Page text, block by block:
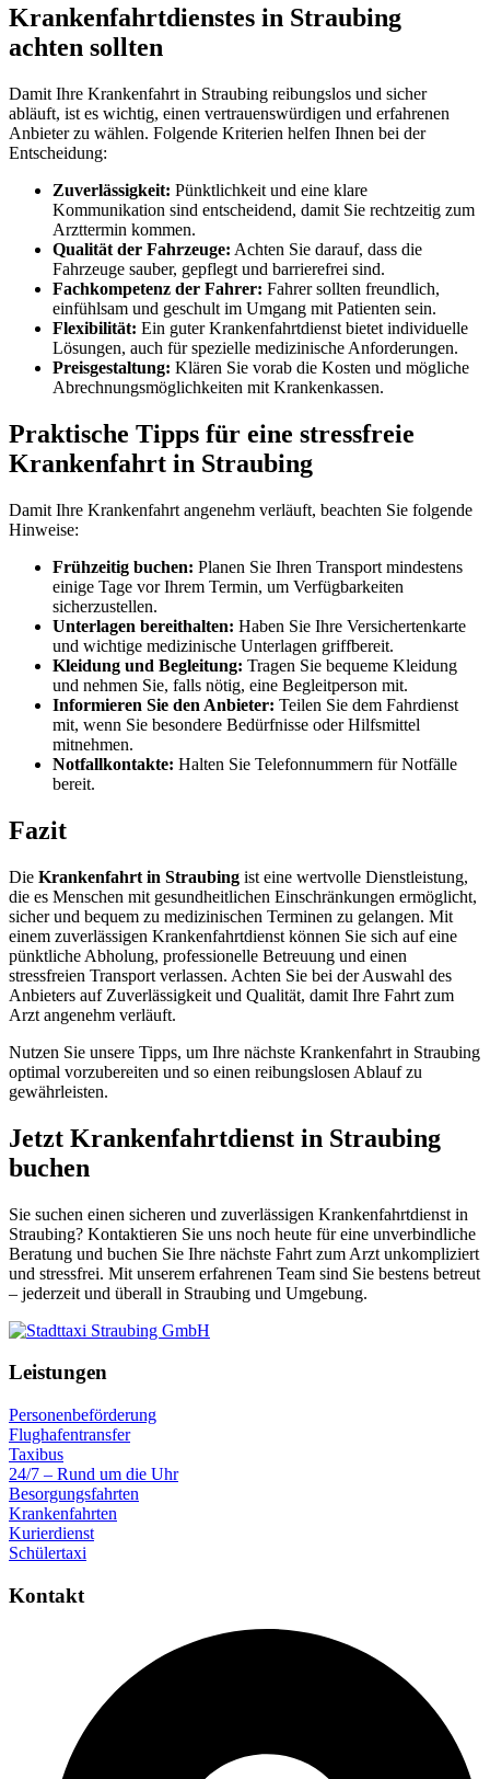
Krankenfahrtdienstes in Straubing
achten sollten
Damit Ihre Krankenfahrt in Straubing reibungslos und sicher
abläuft, ist es wichtig, einen vertrauenswürdigen und erfahrenen
Anbieter zu wählen. Folgende Kriterien helfen Ihnen bei der
Entscheidung:
Zuverlässigkeit: Pünktlichkeit und eine klare
Kommunikation sind entscheidend, damit Sie rechtzeitig zum
Arzttermin kommen.
Qualität der Fahrzeuge: Achten Sie darauf, dass die
Fahrzeuge sauber, gepflegt und barrierefrei sind.
Fachkompetenz der Fahrer: Fahrer sollten freundlich,
einfühlsam und geschult im Umgang mit Patienten sein.
Flexibilität: Ein guter Krankenfahrtdienst bietet individuelle
Lösungen, auch für spezielle medizinische Anforderungen.
Preisgestaltung: Klären Sie vorab die Kosten und mögliche
Abrechnungsmöglichkeiten mit Krankenkassen.
Praktische Tipps für eine stressfreie
Krankenfahrt in Straubing
Damit Ihre Krankenfahrt angenehm verläuft, beachten Sie folgende
Hinweise:
Frühzeitig buchen: Planen Sie Ihren Transport mindestens
einige Tage vor Ihrem Termin, um Verfügbarkeiten
sicherzustellen.
Unterlagen bereithalten: Haben Sie Ihre Versichertenkarte
und wichtige medizinische Unterlagen griffbereit.
Kleidung und Begleitung: Tragen Sie bequeme Kleidung
und nehmen Sie, falls nötig, eine Begleitperson mit.
Informieren Sie den Anbieter: Teilen Sie dem Fahrdienst
mit, wenn Sie besondere Bedürfnisse oder Hilfsmittel
mitnehmen.
Notfallkontakte: Halten Sie Telefonnummern für Notfälle
bereit.
Fazit
Die Krankenfahrt in Straubing ist eine wertvolle Dienstleistung,
die es Menschen mit gesundheitlichen Einschränkungen ermöglicht,
sicher und bequem zu medizinischen Terminen zu gelangen. Mit
einem zuverlässigen Krankenfahrtdienst können Sie sich auf eine
pünktliche Abholung, professionelle Betreuung und einen
stressfreien Transport verlassen. Achten Sie bei der Auswahl des
Anbieters auf Zuverlässigkeit und Qualität, damit Ihre Fahrt zum
Arzt angenehm verläuft.
Nutzen Sie unsere Tipps, um Ihre nächste Krankenfahrt in Straubing
optimal vorzubereiten und so einen reibungslosen Ablauf zu
gewährleisten.
Jetzt Krankenfahrtdienst in Straubing
buchen
Sie suchen einen sicheren und zuverlässigen Krankenfahrtdienst in
Straubing? Kontaktieren Sie uns noch heute für eine unverbindliche
Beratung und buchen Sie Ihre nächste Fahrt zum Arzt unkompliziert
und stressfrei. Mit unserem erfahrenen Team sind Sie bestens betreut
– jederzeit und überall in Straubing und Umgebung.
Leistungen
Personenbeförderung
Flughafentransfer
Taxibus
24/7 – Rund um die Uhr
Besorgungsfahrten
Krankenfahrten
Kurierdienst
Schülertaxi
Kontakt